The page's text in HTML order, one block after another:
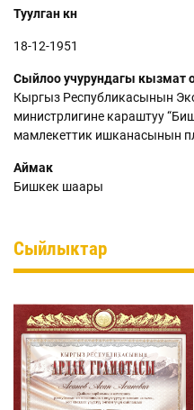
Туулган күнү
18-12-1951
Сыйлоо учурундагы кызмат
Кыргыз Республикасынын
министрлигине караштуу
мамлекеттик ишканасынын
Аймак
Бишкек шаары
Сыйлыктар